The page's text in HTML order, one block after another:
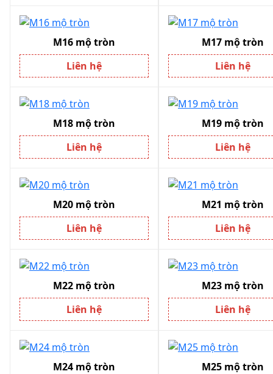
M16 mộ tròn
Liên hệ
M17 mộ tròn
Liên hệ
M18 mộ tròn
Liên hệ
M19 mộ tròn
Liên hệ
M20 mộ tròn
Liên hệ
M21 mộ tròn
Liên hệ
M22 mộ tròn
Liên hệ
M23 mộ tròn
Liên hệ
M24 mộ tròn
M25 mộ tròn